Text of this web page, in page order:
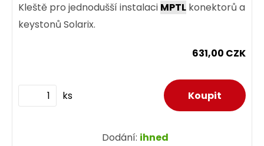
Kleště pro jednodušší instalaci MPTL konektorů a
keystonů Solarix.
631,00 CZK
ks
Dodání: ihned